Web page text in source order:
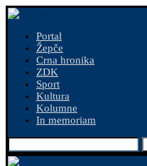
Portal
Žepče
Crna hronika
ZDK
Sport
Kultura
Kolumne
In memoriam